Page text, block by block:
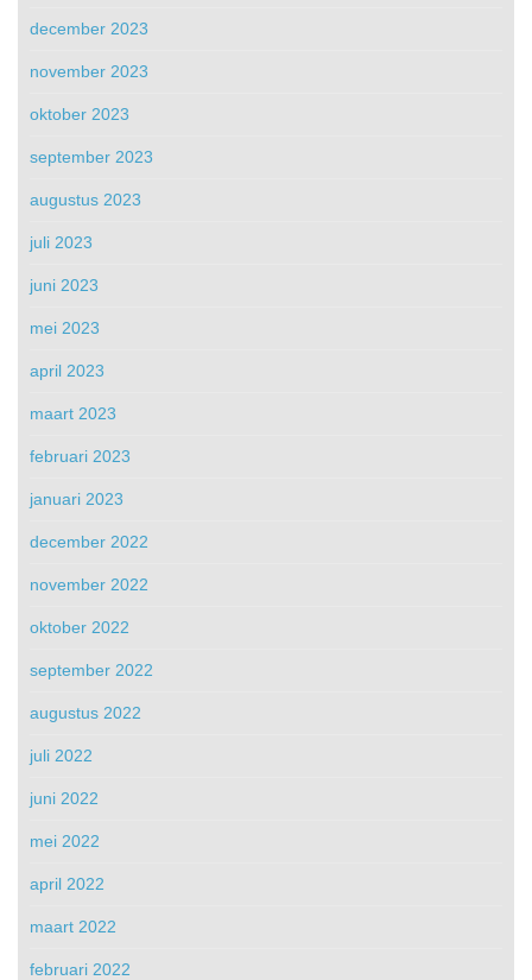
december 2023
november 2023
oktober 2023
september 2023
augustus 2023
juli 2023
juni 2023
mei 2023
april 2023
maart 2023
februari 2023
januari 2023
december 2022
november 2022
oktober 2022
september 2022
augustus 2022
juli 2022
juni 2022
mei 2022
april 2022
maart 2022
februari 2022